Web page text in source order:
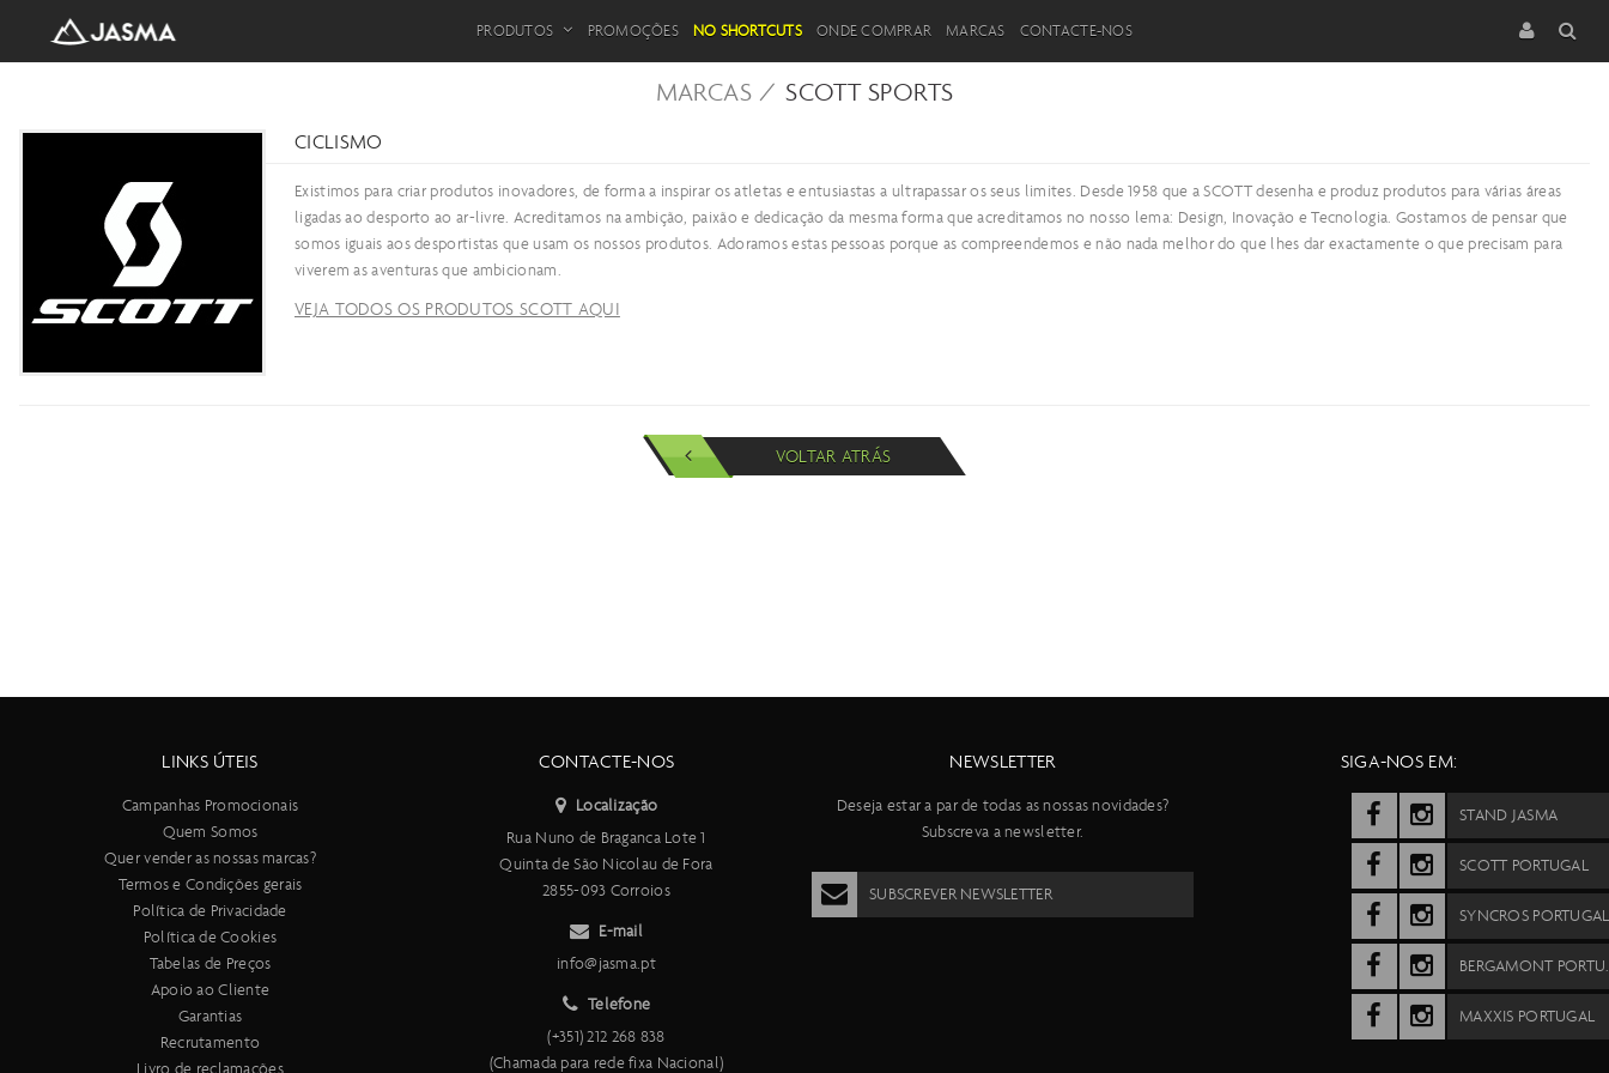
PRODUTOS PROMOÇÕES NO SHORTCUTS ONDE COMPRAR MARCAS CONTACTE-NOS
MARCAS / SCOTT SPORTS
CICLISMO
Existimos para criar produtos inovadores, de forma a inspirar os atletas e entusiastas a ultrapassar os seus limites. Desde 1958 que a SCOTT desenha e produz produtos para várias áreas
ligadas ao desporto ao ar-livre. Acreditamos na ambição, paixão e dedicação da mesma forma que acreditamos no nosso lema: Design, Inovação e Tecnologia. Gostamos de pensar que
somos iguais aos desportistas que usam os nossos produtos. Adoramos estas pessoas porque as compreendemos e não nada melhor do que lhes dar exactamente o que precisam para
viverem as aventuras que ambicionam.
VEJA TODOS OS PRODUTOS SCOTT AQUI
VOLTAR ATRÁS
LINKS ÚTEIS
Campanhas Promocionais
Quem Somos
Quer vender as nossas marcas?
Termos e Condições gerais
Política de Privacidade
Política de Cookies
Tabelas de Preços
Apoio ao Cliente
Garantias
Recrutamento
Livro de reclamações
CONTACTE-NOS
Localização
Rua Nuno de Braganca Lote 1
Quinta de São Nicolau de Fora
2855-093 Corroios
E-mail
info@jasma.pt
Telefone
(+351) 212 268 838
(Chamada para rede fixa Nacional)
NEWSLETTER
Deseja estar a par de todas as nossas novidades?
Subscreva a newsletter.
SUBSCREVER NEWSLETTER
SIGA-NOS EM:
STAND JASMA
SCOTT PORTUGAL
SYNCROS PORTUGAL
MAXXIS PORTUGAL